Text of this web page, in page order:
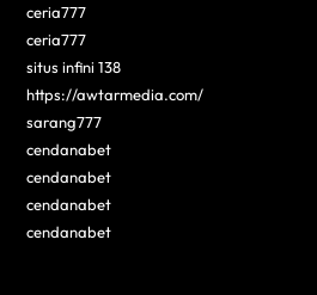
ceria777
ceria777
situs infini 138
https://awtarmedia.com/
sarang777
cendanabet
cendanabet
cendanabet
cendanabet